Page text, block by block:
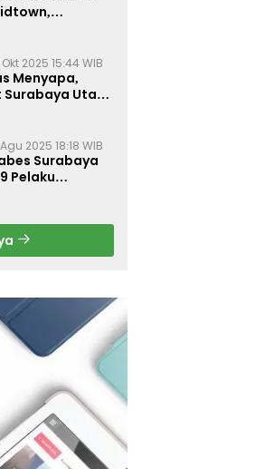
2025 15:44 WIB
Menyapa,
Surabaya Utara
2025 18:18 WIB
Surabaya
Pelaku